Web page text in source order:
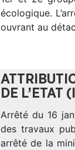
écologique.
ouvrant au
DE L’ETAT
Arrêté du 16
des travaux
arrêté de la